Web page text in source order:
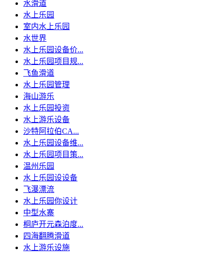
水滑道
水上乐园
室内水上乐园
水世界
水上乐园设备价...
水上乐园项目规...
飞鱼滑道
水上乐园管理
海山游乐
水上乐园投资
水上游乐设备
沙特阿拉伯CA...
水上乐园设备维...
水上乐园项目策...
温州乐园
水上乐园设设备
飞瀑漂流
水上乐园你设计
中型水寨
桐庐开元森泊度...
四海翻腾滑道
水上游乐设施